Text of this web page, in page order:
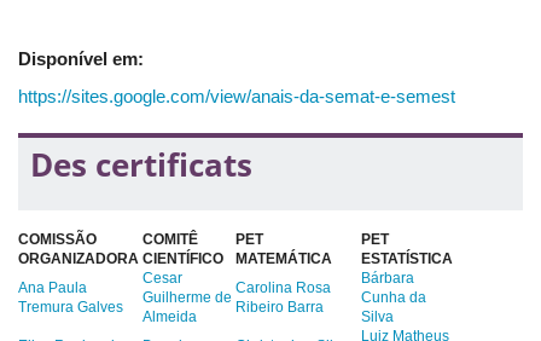
Disponível em:
https://sites.google.com/view/anais-da-semat-e-semest
Des certificats
COMISSÃO
ORGANIZADORA
COMITÊ
CIENTÍFICO
PET
MATEMÁTICA
PET
ESTATÍSTICA
Ana Paula
Tremura Galves
Cesar
Guilherme de
Almeida
Carolina Rosa
Ribeiro Barra
Bárbara
Cunha da
Silva
Luiz Matheus